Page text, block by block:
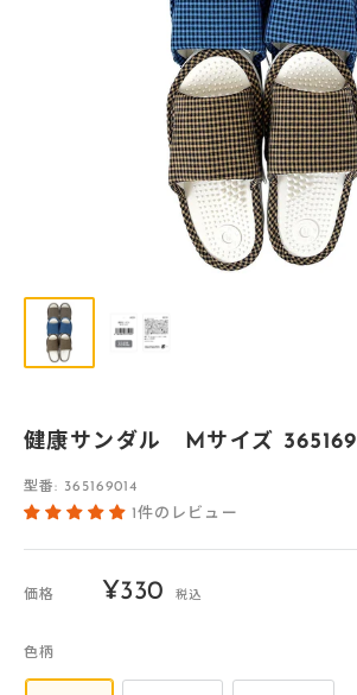
健康サンダル Mサイズ 365169
型番: 365169014
1件のレビュー
価格
販
¥330 税込
色柄